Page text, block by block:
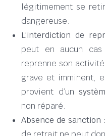
légitimement se
dangereuse.
L’interdiction de
peut en aucun
reprenne son
grave et imminent,
provient d’un
non réparé.
Absence de sanction :